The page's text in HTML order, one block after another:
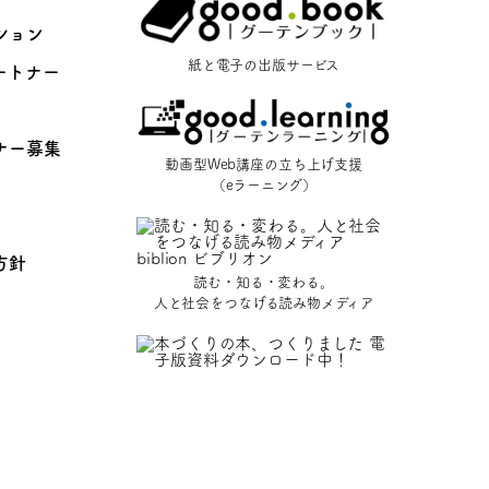
ョン
トナー
ー募集
針
紙と電子の出版サービス
動画型Web講座の立ち上げ支援
（eラーニング）
読む・知る・変わる。
人と社会をつなげる読み物メディア